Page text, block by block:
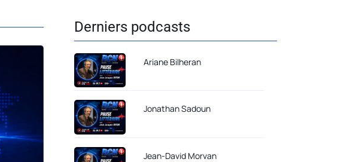
Derniers podcasts
Ariane Bilheran
Jonathan Sadoun
Jean-David Morvan